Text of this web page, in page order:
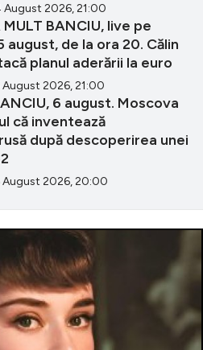
August 2026, 21:00
MULT BANCIU, live pe
august, de la ora 20. Călin
planul aderării la euro
August 2026, 21:00
6 august. Moscova
că inventează
după descoperirea unei
August 2026, 20:00